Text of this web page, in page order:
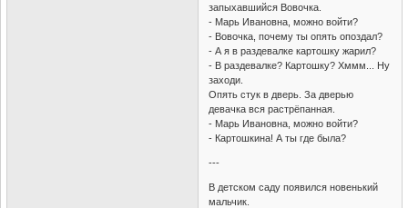
запыхавшийся Вовочка.
- Марь Ивановна, можно войти?
- Вовочка, почему ты опять опоздал?
- А я в раздевалке картошку жарил?
- В раздевалке? Картошку? Хммм... Ну
заходи.
Опять стук в дверь. За дверью
девачка вся растрёпанная.
- Марь Ивановна, можно войти?
- Картошкина! А ты где была?
---
В детском саду появился новенький
мальчик.